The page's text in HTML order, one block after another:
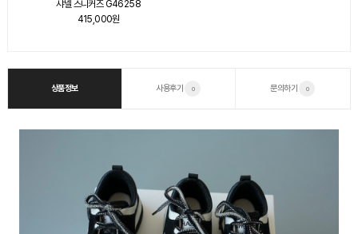
샤넬 스니커즈 G46258
415,000원
상품정보 사용후기 0 문의하기 0